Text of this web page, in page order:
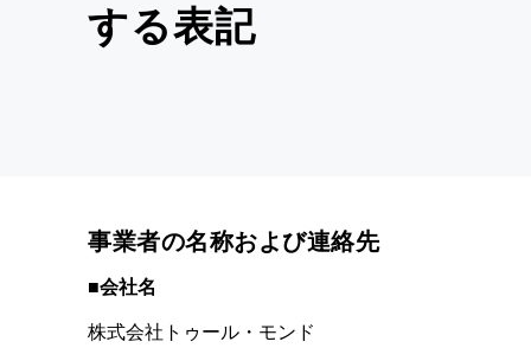
する表記
事業者の名称および連絡先
■会社名
株式会社トゥール・モンド